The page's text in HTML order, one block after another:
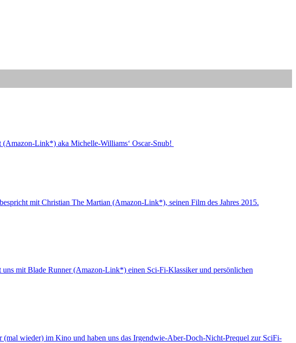
(Amazon-Link*) aka Michelle-Williams‘ Oscar-Snub!
mit Christian The Martian (Amazon-Link*), seinen Film des Jahres 2015.
mit Blade Runner (Amazon-Link*) einen Sci-Fi-Klassiker und persönlichen
wieder) im Kino und haben uns das Irgendwie-Aber-Doch-Nicht-Prequel zur SciFi-